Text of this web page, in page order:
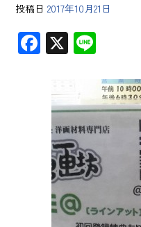
投稿日 2017年10月21日
F
ac
e
b
o
ok
X